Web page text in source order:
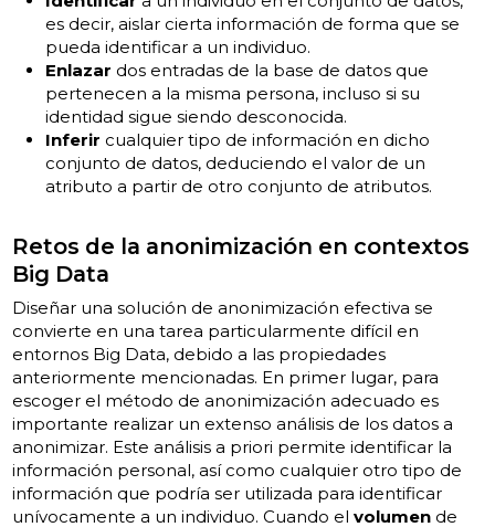
es decir, aislar cierta información de forma que se
pueda identificar a un individuo.
Enlazar dos entradas de la base de datos que
pertenecen a la misma persona, incluso si su
identidad sigue siendo desconocida.
Inferir cualquier tipo de información en dicho
conjunto de datos, deduciendo el valor de un
atributo a partir de otro conjunto de atributos.
Retos de la anonimización en contextos
Big Data
Diseñar una solución de anonimización efectiva se
convierte en una tarea particularmente difícil en
entornos Big Data, debido a las propiedades
anteriormente mencionadas. En primer lugar, para
escoger el método de anonimización adecuado es
importante realizar un extenso análisis de los datos a
anonimizar. Este análisis a priori permite identificar la
información personal, así como cualquier otro tipo de
información que podría ser utilizada para identificar
unívocamente a un individuo. Cuando elvolumen de